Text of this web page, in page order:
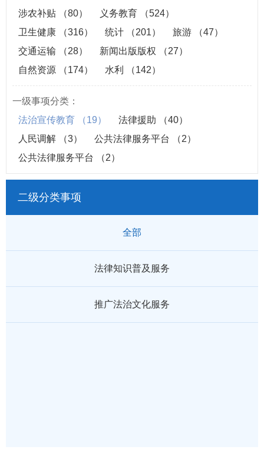
涉农补贴
（80） 义务教育
（524）
卫生健康
（316） 统计 （201） 旅游
（47）
交通运输
（28） 新闻出版版权
（27）
自然资源
（174） 水利 （142）
一级事项分类：
法治宣传教育
（19） 法律援助
（40）
人民调解
（3） 公共法律服务平台
（2）
公共法律服务平台
（2）
二级分类事项
全部
法律知识普及服务
推广法治文化服务